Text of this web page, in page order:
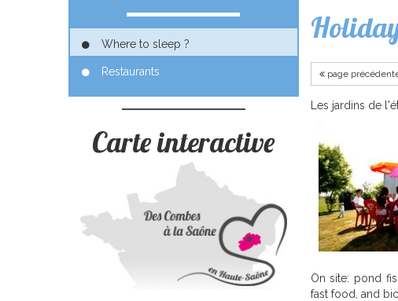
page
Les jardins de
On site: pond
fast food, and
Where to sleep ?
Restaurants
Carte interactive